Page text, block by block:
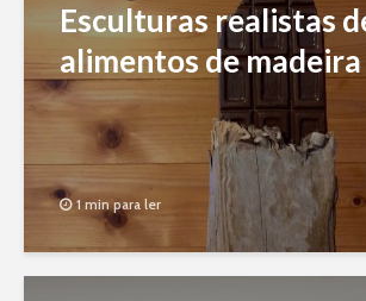
Esculturas realistas
alimentos de madeira
1 min para ler